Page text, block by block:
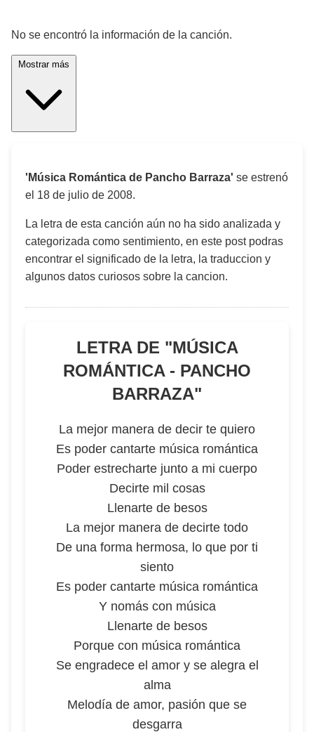
No se encontró la información de la canción.
'Música Romántica de Pancho Barraza' se estrenó
el 18 de julio de 2008.
La letra de esta canción aún no ha sido analizada y
categorizada como sentimiento, en este post podras
encontrar el significado de la letra, la traduccion y
algunos datos curiosos sobre la cancion.
LETRA DE "MÚSICA
ROMÁNTICA - PANCHO
BARRAZA"
La mejor manera de decir te quiero
Es poder cantarte música romántica
Poder estrecharte junto a mi cuerpo
Decirte mil cosas
Llenarte de besos
La mejor manera de decirte todo
De una forma hermosa, lo que por ti
siento
Es poder cantarte música romántica
Y nomás con música
Llenarte de besos
Porque con música romántica
Se engradece el amor y se alegra el
alma
Melodía de amor, pasión que se
desgarra